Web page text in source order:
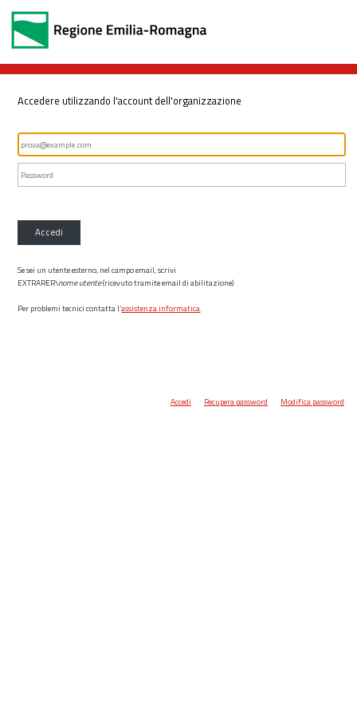
Accedere utilizzando l'account dell'organizzazione
Accedi
Se sei un utente esterno, nel campo email, scrivi
EXTRARER\nome utente(ricevuto tramite email di abilitazione)
Per problemi tecnici contatta l’assistenza informatica.
Accedi Recupera password Modifica password